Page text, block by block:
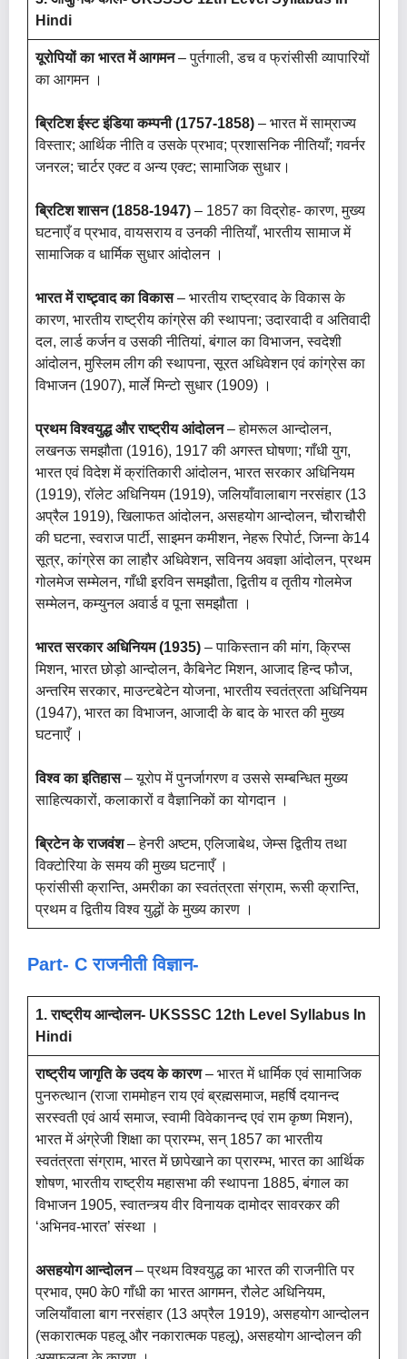
Hindi
यूरोपियों का भारत में आगमन– पुर्तगाली, डच व फ्रांसीसी व्यापारियों
का आगमन ।
ब्रिटिश ईस्ट इंडिया कम्पनी (1757-1858) – भारत में साम्राज्य
विस्तार; आर्थिक नीति व उसके प्रभाव; प्रशासनिक नीतियाँ; गवर्नर
जनरल; चार्टर एक्ट व अन्य एक्ट; सामाजिक सुधार।
ब्रिटिश शासन (1858-1947) – 1857 का विद्रोह- कारण, मुख्य
घटनाएँ व प्रभाव, वायसराय व उनकी नीतियाँ, भारतीय सामाज में
सामाजिक व धार्मिक सुधार आंदोलन ।
भारत में राष्ट्र्वाद का विकास– भारतीय राष्ट्रवाद के विकास के
कारण, भारतीय राष्ट्रीय कांग्रेस की स्थापना; उदारवादी व अतिवादी
दल, लार्ड कर्जन व उसकी नीतियां, बंगाल का विभाजन, स्वदेशी
आंदोलन, मुस्लिम लीग की स्थापना, सूरत अधिवेशन एवं कांग्रेस का
विभाजन (1907), मार्ले मिन्टो सुधार (1909) ।
प्रथम विश्वयुद्ध और राष्ट्रीय आंदोलन– होमरूल आन्दोलन,
लखनऊ समझौता (1916), 1917 की अगस्त घोषणा; गाँधी युग,
भारत एवं विदेश में क्रांतिकारी आंदोलन, भारत सरकार अधिनियम
(1919), रॉलेट अधिनियम (1919), जलियाँवालाबाग नरसंहार (13
अप्रैल 1919), खिलाफत आंदोलन, असहयोग आन्दोलन, चौराचौरी
की घटना, स्वराज पार्टी, साइमन कमीशन, नेहरू रिपोर्ट, जिन्ना के14
सूत्र, कांग्रेस का लाहौर अधिवेशन, सविनय अवज्ञा आंदोलन, प्रथम
गोलमेज सम्मेलन, गाँधी इरविन समझौता, द्वितीय व तृतीय गोलमेज
सम्मेलन, कम्युनल अवार्ड व पूना समझौता ।
भारत सरकार अधिनियम (1935) – पाकिस्तान की मांग, क्रिप्स
मिशन, भारत छोड़ो आन्दोलन, कैबिनेट मिशन, आजाद हिन्द फौज,
अन्तरिम सरकार, माउन्टबेटेन योजना, भारतीय स्वतंत्रता अधिनियम
(1947), भारत का विभाजन, आजादी के बाद के भारत की मुख्य
घटनाएँ ।
विश्व का इतिहास– यूरोप में पुनर्जागरण व उससे सम्बन्धित मुख्य
साहित्यकारों, कलाकारों व वैज्ञानिकों का योगदान ।
ब्रिटेन के राजवंश– हेनरी अष्टम, एलिजाबेथ, जेम्स द्वितीय तथा
विक्टोरिया के समय की मुख्य घटनाएँ ।
फ्रांसीसी क्रान्ति, अमरीका का स्वतंत्रता संग्राम, रूसी क्रान्ति,
प्रथम व द्वितीय विश्व युद्धों के मुख्य कारण ।
Part- C राजनीती विज्ञान-
1. राष्ट्रीय आन्दोलन- UKSSSC 12th Level Syllabus In
Hindi
राष्ट्रीय जागृति के उदय के कारण– भारत में धार्मिक एवं सामाजिक
पुनरुत्थान (राजा राममोहन राय एवं ब्रह्मसमाज, महर्षि दयानन्द
सरस्वती एवं आर्य समाज, स्वामी विवेकानन्द एवं राम कृष्ण मिशन),
भारत में अंग्रेजी शिक्षा का प्रारम्भ, सन् 1857 का भारतीय
स्वतंत्रता संग्राम, भारत में छापेखाने का प्रारम्भ, भारत का आर्थिक
शोषण, भारतीय राष्ट्रीय महासभा की स्थापना 1885, बंगाल का
विभाजन 1905, स्वातन्त्र्य वीर विनायक दामोदर सावरकर की
‘अभिनव-भारत’ संस्था ।
असहयोग आन्दोलन– प्रथम विश्वयुद्ध का भारत की राजनीति पर
प्रभाव, एम0 के0 गाँधी का भारत आगमन, रौलेट अधिनियम,
जलियाँवाला बाग नरसंहार (13 अप्रैल 1919), असहयोग आन्दोलन
(सकारात्मक पहलू और नकारात्मक पहलू), असहयोग आन्दोलन की